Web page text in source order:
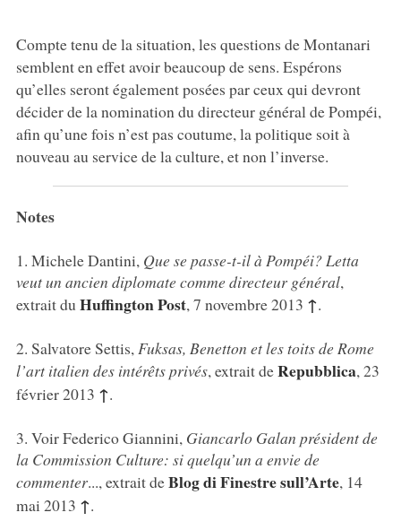
Compte tenu de la situation, les questions de Montanari
semblent en effet avoir beaucoup de sens. Espérons
qu’elles seront également posées par ceux qui devront
décider de la nomination du directeur général de Pompéi,
afin qu’une fois n’est pas coutume, la politique soit à
nouveau au service de la culture, et non l’inverse.
Notes
1. Michele Dantini, Que se passe-t-il à Pompéi? Letta
veut un ancien diplomate comme directeur général,
extrait duHuffington Post, 7 novembre 2013 ↑.
2. Salvatore Settis,Fuksas, Benetton et les toits de Rome
l’art italien des intérêts privés, extrait deRepubblica, 23
février 2013 ↑.
3. Voir Federico Giannini, Giancarlo Galan président de
la Commission Culture: si quelqu’un a envie de
commenter..., extrait deBlog di Finestre sull’Arte, 14
mai 2013 ↑.